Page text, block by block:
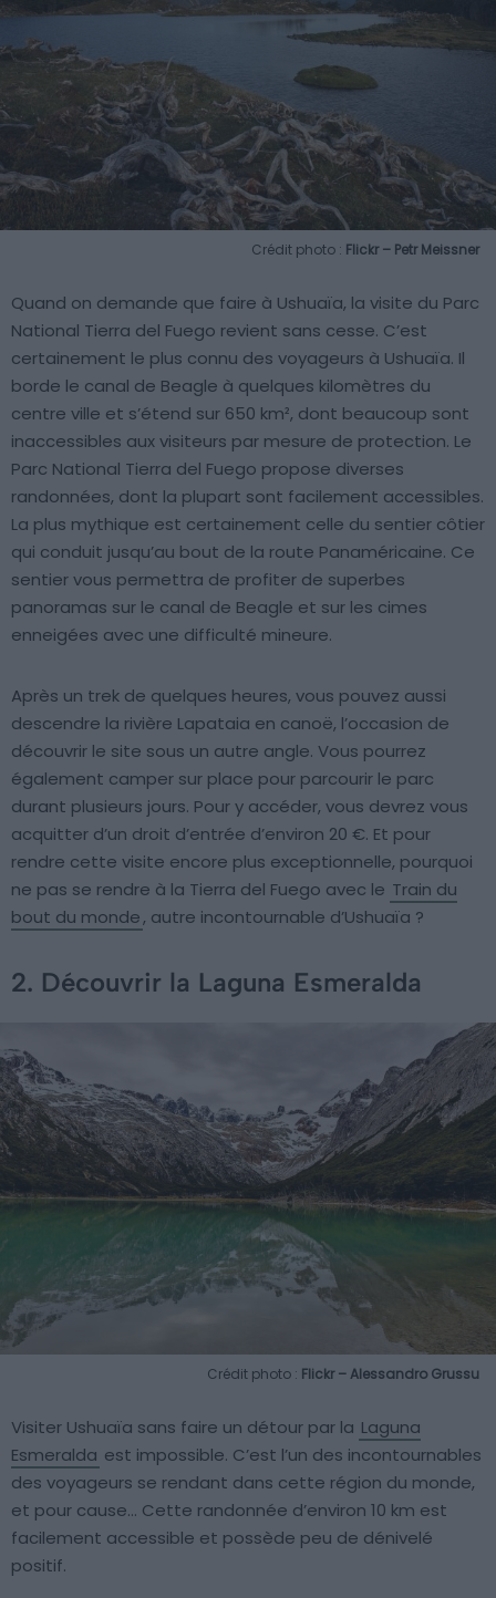
Crédit photo : Flickr – Petr Meissner
Quand on demande que faire à Ushuaïa, la visite du Parc
National Tierra del Fuego revient sans cesse. C’est
certainement le plus connu des voyageurs à Ushuaïa. Il
borde le canal de Beagle à quelques kilomètres du
centre ville et s’étend sur 650 km², dont beaucoup sont
inaccessibles aux visiteurs par mesure de protection. Le
Parc National Tierra del Fuego propose diverses
randonnées, dont la plupart sont facilement accessibles.
La plus mythique est certainement celle du sentier côtier
qui conduit jusqu’au bout de la route Panaméricaine. Ce
sentier vous permettra de profiter de superbes
panoramas sur le canal de Beagle et sur les cimes
enneigées avec une difficulté mineure.
Après un trek de quelques heures, vous pouvez aussi
descendre la rivière Lapataia en canoë, l’occasion de
découvrir le site sous un autre angle. Vous pourrez
également camper sur place pour parcourir le parc
durant plusieurs jours. Pour y accéder, vous devrez vous
acquitter d’un droit d’entrée d’environ 20 €. Et pour
rendre cette visite encore plus exceptionnelle, pourquoi
ne pas se rendre à la Tierra del Fuego avec le Train du
bout du monde, autre incontournable d’Ushuaïa ?
2. Découvrir la Laguna Esmeralda
Crédit photo : Flickr – Alessandro Grussu
Visiter Ushuaïa sans faire un détour par la Laguna
Esmeralda est impossible. C’est l’un des incontournables
des voyageurs se rendant dans cette région du monde,
et pour cause… Cette randonnée d’environ 10 km est
facilement accessible et possède peu de dénivelé
positif.